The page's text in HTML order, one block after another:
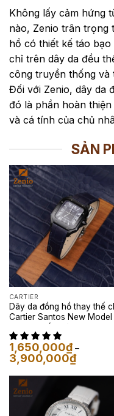
Không lấy cảm hứng
nào, Zenio trân trọng
hồ có thiết kế táo
chỉ trên dây da đều
công truyền thống và
Đối với Zenio, dây da
đó là phần hoàn
và cá tính của chủ
SẢN
CARTIER
Dây da đồng hồ thay thế
Cartier Santos New Model
1,650,000₫ –
3,900,000₫Khoảng
giá:
đến